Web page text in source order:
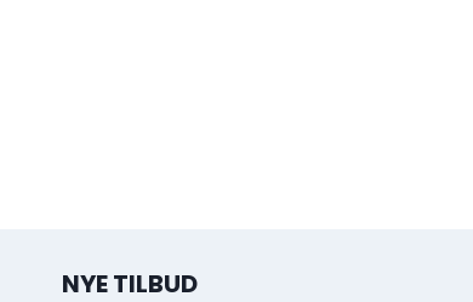
NYE TILBUD